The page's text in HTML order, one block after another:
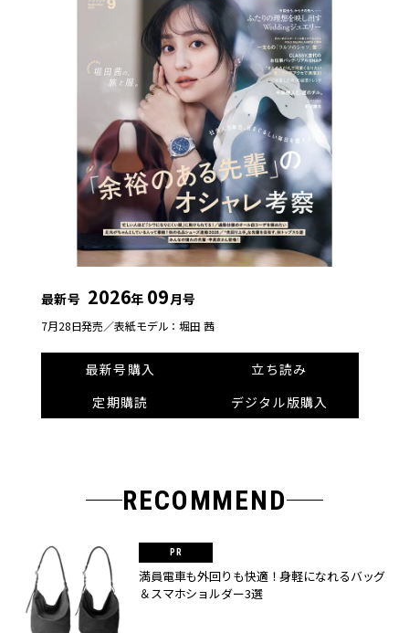
最新号 2026年 09月号
7月28日発売／表紙モデル：堀田 茜
最新号購入
立ち読み
定期購読
デジタル版購入
RECOMMEND
満員電車も外回りも快適！身軽になれるバッグ
＆スマホショルダー3選